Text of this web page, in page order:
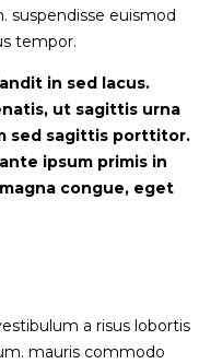
suspendisse euismod
tempor.
in sed lacus.
ut sagittis urna
sed sagittis porttitor.
ipsum primis in
congue, eget
a risus lobortis
mauris commodo